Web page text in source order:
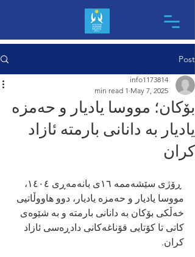
Post
بۆکان؛ مووسا یادیار و حەمزە
یادیار بە دانانی بارمتە ئازاد
کران
info1173814
May 7, 2025
1 min read
ڕۆژی سێشەممە ١٦ی بانەمەڕی ١٤٠٤،
مووسا یادیار و حەمزە یادیار، دوو هاووڵاتیی
خەڵکی بۆکان بە دانانی بارمتە و بە شێوەی
کاتی تا کۆتایی قۆناغەکانی دادڕەسی ئازاد
کران.